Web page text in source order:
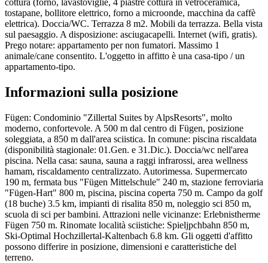
tostapane, bollitore elettrico, forno a microonde, macchina da caffè
elettrica). Doccia/WC. Terrazza 8 m2. Mobili da terrazza. Bella vista
sul paesaggio. A disposizione: asciugacapelli. Internet (wifi, gratis).
Prego notare: appartamento per non fumatori. Massimo 1
animale/cane consentito. L'oggetto in affitto è una casa-tipo / un
appartamento-tipo.
Informazioni sulla posizione
Fügen: Condominio "Zillertal Suites by AlpsResorts", molto
moderno, confortevole. A 500 m dal centro di Fügen, posizione
soleggiata, a 850 m dall'area sciistica. In comune: piscina riscaldata
(disponibilità stagionale: 01.Gen. e 31.Dic.). Doccia/wc nell'area
piscina. Nella casa: sauna, sauna a raggi infrarossi, area wellness
hamam, riscaldamento centralizzato. Autorimessa. Supermercato
190 m, fermata bus "Fügen Mittelschule" 240 m, stazione ferroviaria
"Fügen-Hart" 800 m, piscina, piscina coperta 750 m. Campo da golf
(18 buche) 3.5 km, impianti di risalita 850 m, noleggio sci 850 m,
scuola di sci per bambini. Attrazioni nelle vicinanze: Erlebnistherme
Fügen 750 m. Rinomate località sciistiche: Spieljpchbahn 850 m,
Ski-Optimal Hochzillertal-Kaltenbach 6.8 km. Gli oggetti d'affitto
possono differire in posizione, dimensioni e caratteristiche del
terreno.